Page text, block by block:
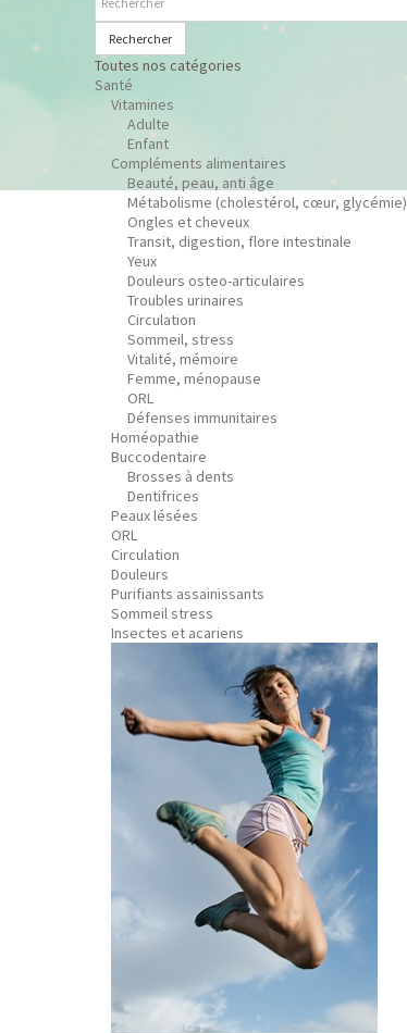
Rechercher
Toutes nos catégories
Santé
Vitamines
Adulte
Enfant
Compléments alimentaires
Beauté, peau, anti âge
Métabolisme (cholestérol, cœur, glycémie)
Ongles et cheveux
Transit, digestion, flore intestinale
Yeux
Douleurs osteo-articulaires
Troubles urinaires
Circulation
Sommeil, stress
Vitalité, mémoire
Femme, ménopause
ORL
Défenses immunitaires
Homéopathie
Buccodentaire
Brosses à dents
Dentifrices
Peaux lésées
ORL
Circulation
Douleurs
Purifiants assainissants
Sommeil stress
Insectes et acariens